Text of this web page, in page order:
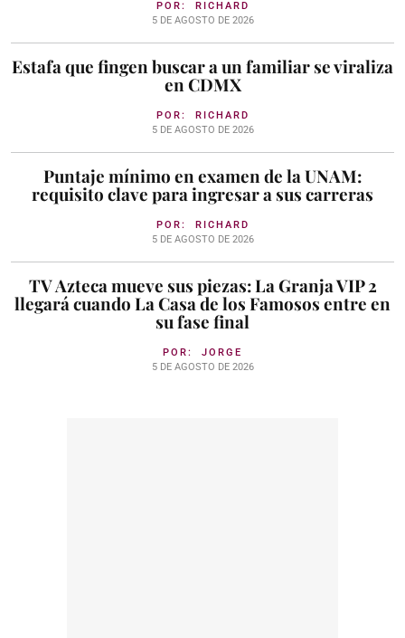
POR: RICHARD
5 DE AGOSTO DE 2026
Estafa que fingen buscar a un familiar se viraliza
en CDMX
POR: RICHARD
5 DE AGOSTO DE 2026
Puntaje mínimo en examen de la UNAM:
requisito clave para ingresar a sus carreras
POR: RICHARD
5 DE AGOSTO DE 2026
TV Azteca mueve sus piezas: La Granja VIP 2
llegará cuando La Casa de los Famosos entre en
su fase final
POR: JORGE
5 DE AGOSTO DE 2026